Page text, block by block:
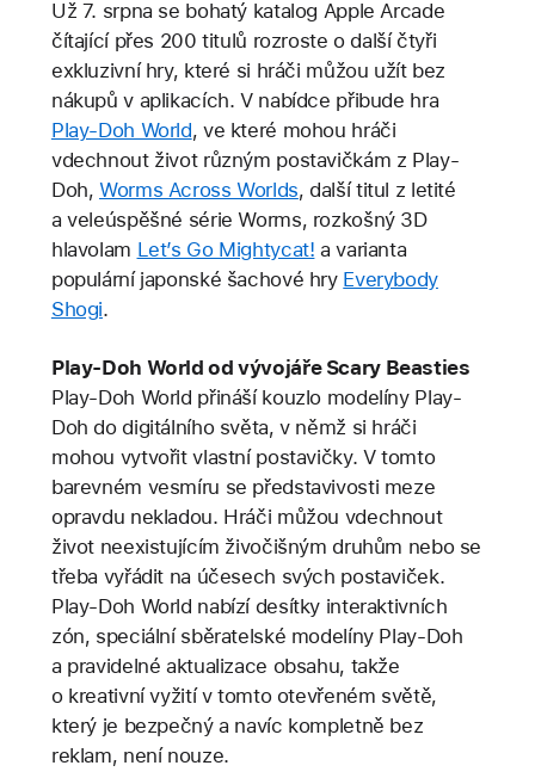
Už 7. srpna se bohatý katalog Apple Arcade
čítající přes 200 titulů rozroste o další čtyři
exkluzivní hry, které si hráči můžou užít bez
nákupů v aplikacích. V nabídce přibude hra
Play-Doh World, ve které mohou hráči
vdechnout život různým postavičkám z Play-
Doh,Worms Across Worlds, další titul z letité
a veleúspěšné série Worms, rozkošný 3D
hlavolam Let’s Go Mightycat! a varianta
populární japonské šachové hry Everybody
Shogi.
Play-Doh World od vývojáře Scary Beasties
Play-Doh World přináší kouzlo modelíny Play-
Doh do digitálního světa, v němž si hráči
mohou vytvořit vlastní postavičky. V tomto
barevném vesmíru se představivosti meze
opravdu nekladou. Hráči můžou vdechnout
život neexistujícím živočišným druhům nebo se
třeba vyřádit na účesech svých postaviček.
Play-Doh World nabízí desítky interaktivních
zón, speciální sběratelské modelíny Play-Doh
a pravidelné aktualizace obsahu, takže
o kreativní vyžití v tomto otevřeném světě,
který je bezpečný a navíc kompletně bez
reklam, není nouze.